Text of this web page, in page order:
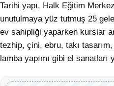
Tarihi yapı, Halk Eğitim
unutulmaya yüz tutmuş 25
ev sahipliği yaparken kurslar
tezhip, çini, ebru, takı
lamba yapımı gibi el sanatları